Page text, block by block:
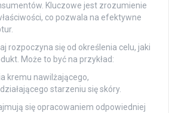
Kluczowe jest zrozumienie
co pozwala na efektywne
rozpoczyna się od określenia celu, jaki
Może to być na przykład:
kremu nawilżającego,
starzeniu się skóry.
się opracowaniem odpowiedniej